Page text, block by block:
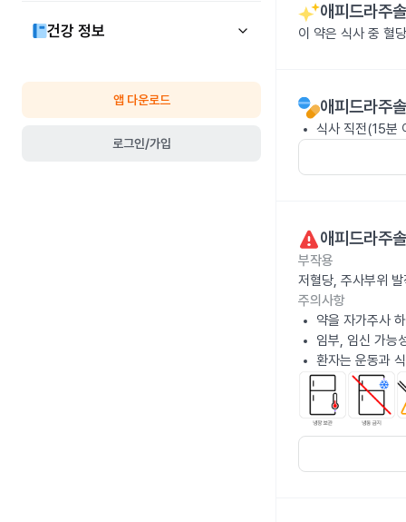
건강 정보
앱 다운로드
로그인/가입
애피드라주
이 약은 식사 중 혈
애피드라주
식사 직전(15분
애피드라주
부작용
저혈당, 주사부위
주의사항
약을 자가주사
임부, 임신 가능
환자는 운동과